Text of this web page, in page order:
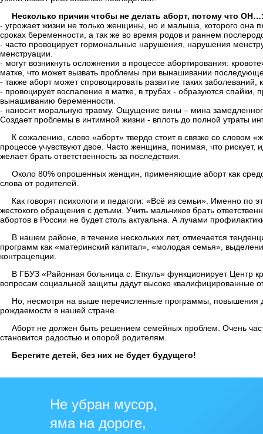
Несколько причин чтобы не делать аборт, потому что
- угрожает жизни не только женщины, но и малыша, которого она
сроках беременности, а так же во время родов и раннем
- часто провоцирует гормональные нарушения, нарушения
менструации.
- могут возникнуть осложнения в процессе абортирования:
матке, что может вызвать проблемы при вынашивании
- также аборт может спровоцировать развитие таких
- провоцирует воспаление в матке, в трубах - образуются спайки,
вынашиванию беременности.
- наносит моральную травму. Ощущение вины – мина
Создает проблемы в интимной жизни - вплоть до полной утраты
К сожалению, слово «аборт» твердо стоит в связке со словом
процессе учувствуют двое. Часто женщина, понимая, что
желает брать ответственность за последствия.
Около 80% опрошенных женщин, применяющие аборт как
слова от родителей.
Как говорят психологи и педагоги: «Всё из семьи». Именно
жестокого обращения с детьми. Учить мальчиков брать
абортов в России не будет столь актуальна. А лучами
В нашем районе, в течение нескольких лет, отмечается
программ как «материнский капитал», «молодая семья»,
контрацепции.
В ГБУЗ «Районная больница с. Еткуль» функционирует Центр
вопросам социальной защиты дадут высоко квалифицированные
Но, несмотря на выше перечисленные программы, повышения
рождаемости в нашей стране.
Аборт не должен быть решением семейных проблем. Очень
становится радостью и опорой родителям.
Берегите детей, без них не будет будущего!
Не убран мусор,
яма на дороге,